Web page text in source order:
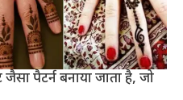
पैटर्न बनाया जाता है, जो